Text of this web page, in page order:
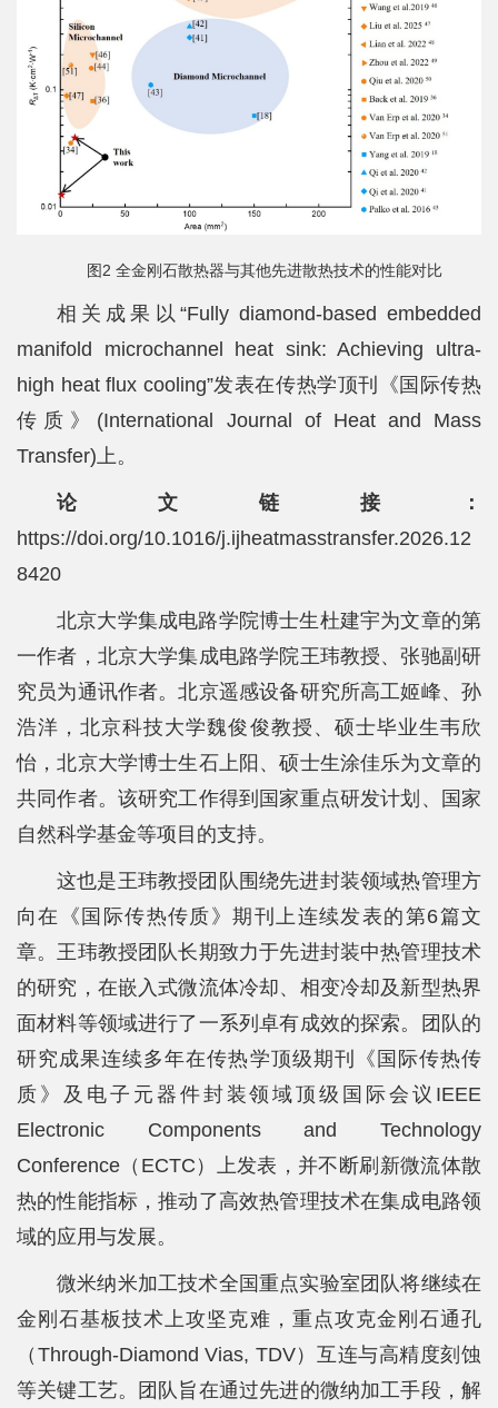
图2 全金刚石散热器与其他先进散热技术的性能对比
相关成果以“Fully diamond-based embedded
manifold microchannel heat sink: Achieving ultra-
high heat flux cooling”发表在传热学顶刊《国际传热
传质》(International Journal of Heat and Mass
Transfer)上。
论文链接：
https://doi.org/10.1016/j.ijheatmasstransfer.2026.12
8420
北京大学集成电路学院博士生杜建宇为文章的第
一作者，北京大学集成电路学院王玮教授、张驰副研
究员为通讯作者。北京遥感设备研究所高工姬峰、孙
浩洋，北京科技大学魏俊俊教授、硕士毕业生韦欣
怡，北京大学博士生石上阳、硕士生涂佳乐为文章的
共同作者。该研究工作得到国家重点研发计划、国家
自然科学基金等项目的支持。
这也是王玮教授团队围绕先进封装领域热管理方
向在《国际传热传质》期刊上连续发表的第6篇文
章。王玮教授团队长期致力于先进封装中热管理技术
的研究，在嵌入式微流体冷却、相变冷却及新型热界
面材料等领域进行了一系列卓有成效的探索。团队的
研究成果连续多年在传热学顶级期刊《国际传热传
质》及电子元器件封装领域顶级国际会议IEEE
Electronic Components and Technology
Conference（ECTC）上发表，并不断刷新微流体散
热的性能指标，推动了高效热管理技术在集成电路领
域的应用与发展。
微米纳米加工技术全国重点实验室团队将继续在
金刚石基板技术上攻坚克难，重点攻克金刚石通孔
（Through-Diamond Vias, TDV）互连与高精度刻蚀
等关键工艺。团队旨在通过先进的微纳加工手段，解